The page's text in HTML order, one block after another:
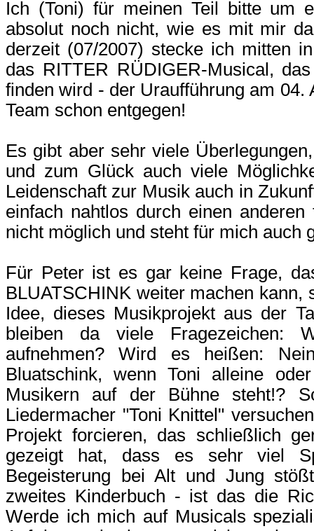
Ich (Toni) für meinen Teil bitte um
absolut noch nicht, wie es mit mir
derzeit (07/2007) stecke ich mitten
das RITTER RÜDIGER-Musical,
finden wird - der Uraufführung am 04.
Team schon entgegen!
Es gibt aber sehr viele
und zum Glück auch viele
Leidenschaft zur Musik auch in
einfach nahtlos durch einen
nicht möglich und steht für mich auch
Für Peter ist es gar keine Frage,
BLUATSCHINK weiter machen
Idee, dieses Musikprojekt aus der
bleiben da viele Fragezeichen:
aufnehmen? Wird es heißen:
Bluatschink, wenn Toni alleine
Musikern auf der Bühne steht!?
Liedermacher "Toni Knittel"
Projekt forcieren, das schließlich
gezeigt hat, dass es sehr viel
Begeisterung bei Alt und Jung
zweites Kinderbuch - ist das die
Werde ich mich auf Musicals